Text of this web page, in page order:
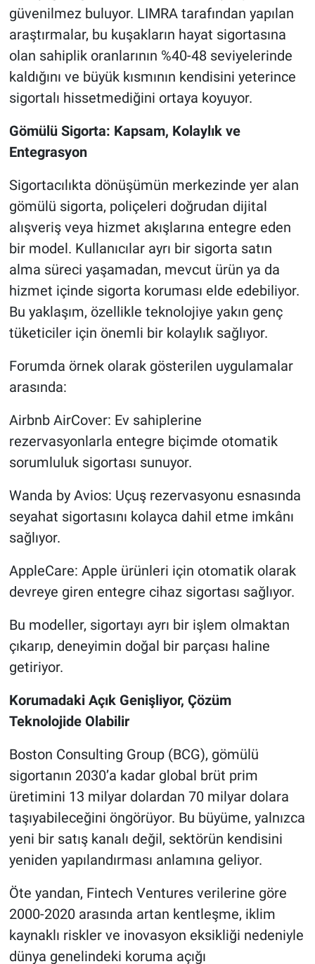
güvenilmez buluyor. LIMRA tarafından yapılan
araştırmalar, bu kuşakların hayat sigortasına
olan sahiplik oranlarının %40-48 seviyelerinde
kaldığını ve büyük kısmının kendisini yeterince
sigortalı hissetmediğini ortaya koyuyor.
Gömülü Sigorta: Kapsam, Kolaylık ve
Entegrasyon
Sigortacılıkta dönüşümün merkezinde yer alan
gömülü sigorta, poliçeleri doğrudan dijital
alışveriş veya hizmet akışlarına entegre eden
bir model. Kullanıcılar ayrı bir sigorta satın
alma süreci yaşamadan, mevcut ürün ya da
hizmet içinde sigorta koruması elde edebiliyor.
Bu yaklaşım, özellikle teknolojiye yakın genç
tüketiciler için önemli bir kolaylık sağlıyor.
Forumda örnek olarak gösterilen uygulamalar
arasında:
Airbnb AirCover: Ev sahiplerine
rezervasyonlarla entegre biçimde otomatik
sorumluluk sigortası sunuyor.
Wanda by Avios: Uçuş rezervasyonu esnasında
seyahat sigortasını kolayca dahil etme imkânı
sağlıyor.
AppleCare: Apple ürünleri için otomatik olarak
devreye giren entegre cihaz sigortası sağlıyor.
Bu modeller, sigortayı ayrı bir işlem olmaktan
çıkarıp, deneyimin doğal bir parçası haline
getiriyor.
Korumadaki Açık Genişliyor, Çözüm
Teknolojide Olabilir
Boston Consulting Group (BCG), gömülü
sigortanın 2030’a kadar global brüt prim
üretimini 13 milyar dolardan 70 milyar dolara
taşıyabileceğini öngörüyor. Bu büyüme, yalnızca
yeni bir satış kanalı değil, sektörün kendisini
yeniden yapılandırması anlamına geliyor.
Öte yandan, Fintech Ventures verilerine göre
2000-2020 arasında artan kentleşme, iklim
kaynaklı riskler ve inovasyon eksikliği nedeniyle
dünya genelindeki koruma açığı